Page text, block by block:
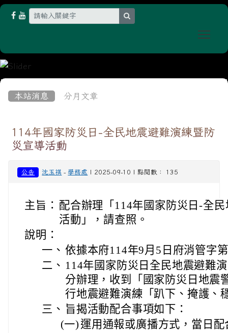
本站消息 分月文章
114年國家防災日-全民地震避難演練暨防
災宣導活動
公告 沈玉祺 - 學務處 | 2025-09-10 | 點閱數： 135
主旨： 配合辦理「114年國家防災日-全
活動」，請查照。
說明：
一、 依據本府114年9月5日府消管字
二、 114年國家防災日全民地震避難
分辦理，收到「國家防災日地震
行地震避難演練「趴下、掩護、
三、 旨揭活動配合事項如下：
(一) 運用通報或廣播方式，當日